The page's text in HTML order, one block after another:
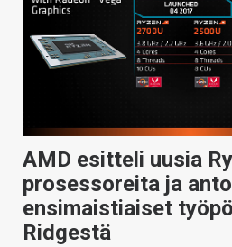
AMD esitteli uusia
prosessoreita ja
ensimaistiaiset
Ridgestä